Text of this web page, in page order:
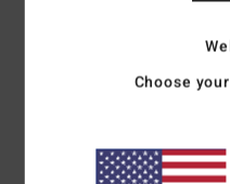
Tipo de tecido exterior:
leve, parcialmente reciclada
Formato: Fato completo
Choose